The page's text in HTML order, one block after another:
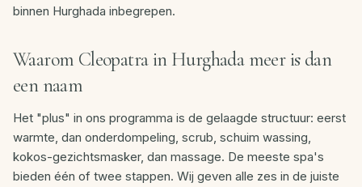
binnen Hurghada inbegrepen.
Waarom Cleopatra in Hurghada meer is dan
een naam
Het "plus" in ons programma is de gelaagde structuur: eerst
warmte, dan onderdompeling, scrub, schuim wassing,
kokos-gezichtsmasker, dan massage. De meeste spa's
bieden één of twee stappen. Wij geven alle zes in de juiste